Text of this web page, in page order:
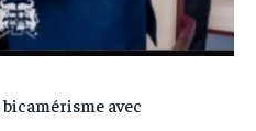
avec